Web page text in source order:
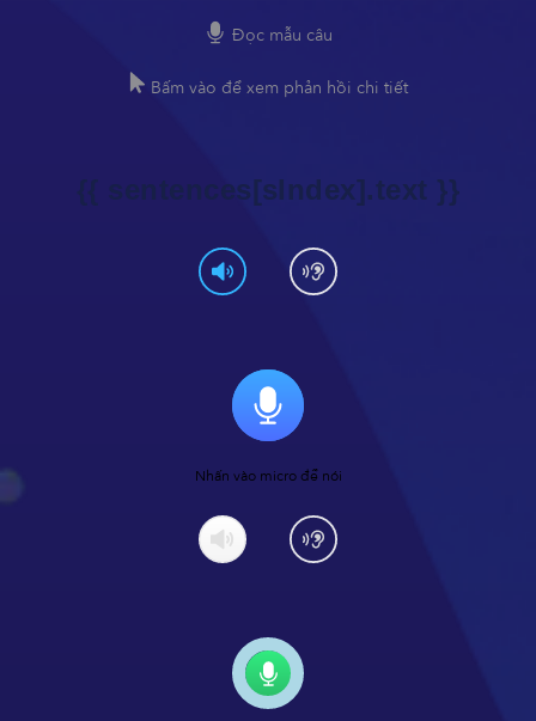
Đọc mẫu câu
Bấm vào để xem phản hồi chi tiết
{{ sentences[sIndex].text }}
Nhấn vào micro để nói